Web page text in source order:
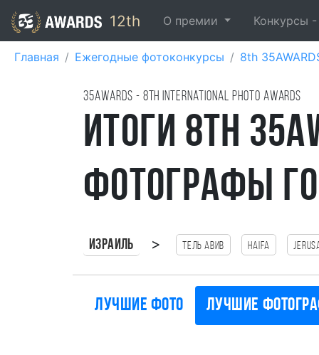
12th О премии Конкурсы -
Главная Ежегодные фотоконкурсы 8th
35AWARDS - 8TH international photo awards
Итоги 8th
фотографы
Израиль > Тель Авив haifa
Лучшие фото Лучшие